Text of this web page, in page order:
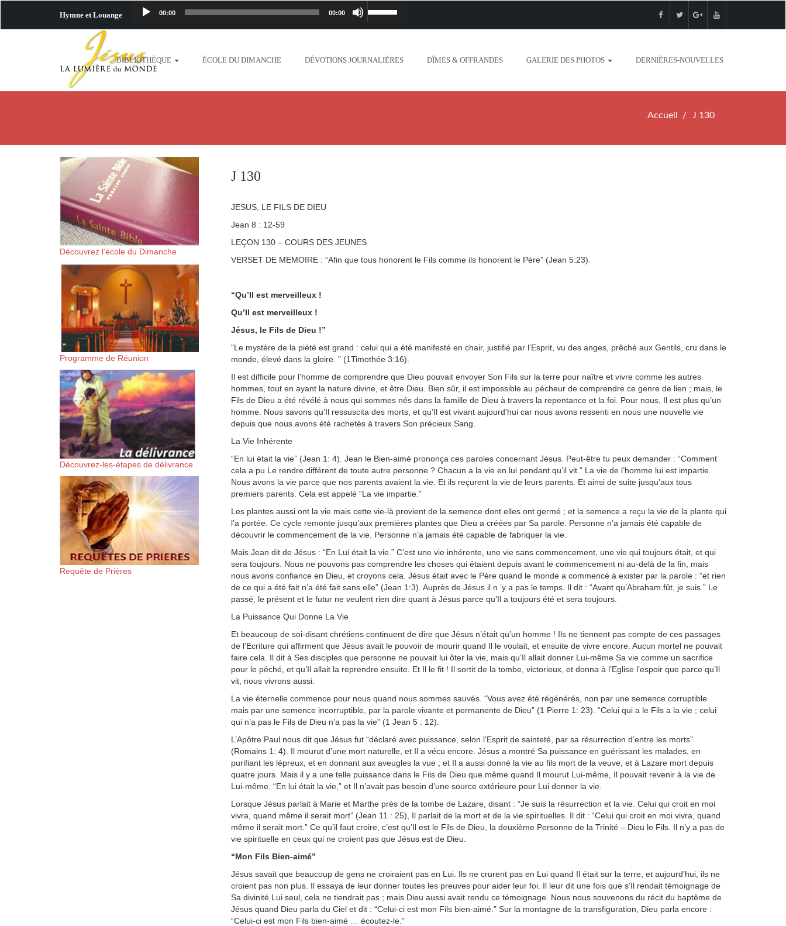
Hymne et Louange Lecteur
00:00 00:00 Utilisez
plus-pres-de-toi.mp3 http://www.lafoiapostolique.org/wp-
http://www.lafoiapostolique.org/wp-content/uploads/2018/06/Dieu-tout-puissant.mp3
http://www.lafoiapostolique.org/wp-content/uploads/2018/06/Cantique-tel-que-je-
suis-sans-rien-a-moi.mp3 http://www.lafoiapostolique.org/wp-
content/uploads/2018/06/Es-tu-lasse-rempli-de-tritesse.mp3
BIBLIOTHÈQUE ÉCOLE DU DIMANCHE DÉVOTIONS JOURNALIÈRES DÎMES & OFFRANDES GALERIE DES PHOTOS DERNIÈRES-NOUVELLES
Accueil J 130
Découvrez l’école du Dimanche
Programme de Réunion
Découvrez-les-étapes de délivrance
Requête de Prières
J 130
JESUS, LE FILS DE DIEU
Jean 8 : 12-59
LEÇON 130 – COURS DES JEUNES
VERSET DE MEMOIRE : “Afin que tous honorent le Fils comme ils honorent le Père” (Jean 5:23).
“Qu’Il est merveilleux !
Qu’Il est merveilleux !
Jésus, le Fils de Dieu !”
“Le mystère de la piété est grand : celui qui a été manifesté en chair, justifié par l’Esprit, vu des anges, prêché aux Gentils, cru dans le
monde, élevé dans la gloire. ” (1Timothée 3:16).
Il est difficile pour l’homme de comprendre que Dieu pouvait envoyer Son Fils sur la terre pour naître et vivre comme les autres
hommes, tout en ayant la nature divine, et être Dieu. Bien sûr, il est impossible au pécheur de comprendre ce genre de lien ; mais, le
Fils de Dieu a été révélé à nous qui sommes nés dans la famille de Dieu à travers la repentance et la foi. Pour nous, Il est plus qu’un
homme. Nous savons qu’Il ressuscita des morts, et qu’Il est vivant aujourd’hui car nous avons ressenti en nous une nouvelle vie
depuis que nous avons été rachetés à travers Son précieux Sang.
La Vie Inhérente
“En lui était la vie” (Jean 1: 4). Jean le Bien-aimé prononça ces paroles concernant Jésus. Peut-être tu peux demander : “Comment
cela a pu Le rendre différent de toute autre personne ? Chacun a la vie en lui pendant qu’il vit.” La vie de l’homme lui est impartie.
Nous avons la vie parce que nos parents avaient la vie. Et ils reçurent la vie de leurs parents. Et ainsi de suite jusqu’aux tous
premiers parents. Cela est appelé “La vie impartie.”
Les plantes aussi ont la vie mais cette vie-là provient de la semence dont elles ont germé ; et la semence a reçu la vie de la plante qui
l’a portée. Ce cycle remonte jusqu’aux premières plantes que Dieu a créées par Sa parole. Personne n’a jamais été capable de
découvrir le commencement de la vie. Personne n’a jamais été capable de fabriquer la vie.
Mais Jean dit de Jésus : “En Lui était la vie.” C’est une vie inhérente, une vie sans commencement, une vie qui toujours était, et qui
sera toujours. Nous ne pouvons pas comprendre les choses qui étaient depuis avant le commencement ni au-delà de la fin, mais
nous avons confiance en Dieu, et croyons cela. Jésus était avec le Père quand le monde a commencé à exister par la parole : “et rien
de ce qui a été fait n’a été fait sans elle” (Jean 1:3). Auprès de Jésus il n ‘y a pas le temps. Il dit : “Avant qu’Abraham fût, je suis.” Le
passé, le présent et le futur ne veulent rien dire quant à Jésus parce qu’Il a toujours été et sera toujours.
La Puissance Qui Donne La Vie
Et beaucoup de soi-disant chrétiens continuent de dire que Jésus n’était qu’un homme ! Ils ne tiennent pas compte de ces passages
de l’Ecriture qui affirment que Jésus avait le pouvoir de mourir quand Il le voulait, et ensuite de vivre encore. Aucun mortel ne pouvait
faire cela. Il dit à Ses disciples que personne ne pouvait lui ôter la vie, mais qu’Il allait donner Lui-même Sa vie comme un sacrifice
pour le péché, et qu’Il allait la reprendre ensuite. Et Il le fit ! Il sortit de la tombe, victorieux, et donna à l’Eglise l’espoir que parce qu’Il
vit, nous vivrons aussi.
La vie éternelle commence pour nous quand nous sommes sauvés. “Vous avez été régénérés, non par une semence corruptible
mais par une semence incorruptible, par la parole vivante et permanente de Dieu” (1 Pierre 1: 23). “Celui qui a le Fils a la vie ; celui
qui n’a pas le Fils de Dieu n’a pas la vie” (1 Jean 5 : 12).
L’Apôtre Paul nous dit que Jésus fut “déclaré avec puissance, selon l’Esprit de sainteté, par sa résurrection d’entre les morts”
(Romains 1: 4). Il mourut d’une mort naturelle, et Il a vécu encore. Jésus a montré Sa puissance en guérissant les malades, en
purifiant les lépreux, et en donnant aux aveugles la vue ; et Il a aussi donné la vie au fils mort de la veuve, et à Lazare mort depuis
quatre jours. Mais il y a une telle puissance dans le Fils de Dieu que même quand Il mourut Lui-même, Il pouvait revenir à la vie de
Lui-même. “En lui était la vie,” et Il n’avait pas besoin d’une source extérieure pour Lui donner la vie.
Lorsque Jésus parlait à Marie et Marthe près de la tombe de Lazare, disant : “Je suis la résurrection et la vie. Celui qui croit en moi
vivra, quand même il serait mort” (Jean 11 : 25), Il parlait de la mort et de la vie spirituelles. Il dit : “Celui qui croit en moi vivra, quand
même il serait mort.” Ce qu’il faut croire, c’est qu’Il est le Fils de Dieu, la deuxième Personne de la Trinité – Dieu le Fils. Il n’y a pas de
vie spirituelle en ceux qui ne croient pas que Jésus est de Dieu.
“Mon Fils Bien-aimé”
Jésus savait que beaucoup de gens ne croiraient pas en Lui. Ils ne crurent pas en Lui quand Il était sur la terre, et aujourd’hui, ils ne
croient pas non plus. Il essaya de leur donner toutes les preuves pour aider leur foi. Il leur dit une fois que s’Il rendait témoignage de
Sa divinité Lui seul, cela ne tiendrait pas ; mais Dieu aussi avait rendu ce témoignage. Nous nous souvenons du récit du baptême de
Jésus quand Dieu parla du Ciel et dit : “Celui-ci est mon Fils bien-aimé.” Sur la montagne de la transfiguration, Dieu parla encore :
“Celui-ci est mon Fils bien-aimé … écoutez-le.”